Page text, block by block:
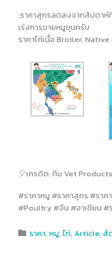
:ราคาสุกรลดลงจากสัปดาห์
เร่งการขายหมูขุนครับ
ราคาไก่เนื้อ Broiler,
🎈เครดิต: ทีม Vet
#ราคาหมู #ราคาสุกร #รา
#Poultry #จีน #อาเซียน #
 Category
ราคา, หมู, ไก่, Article, สั